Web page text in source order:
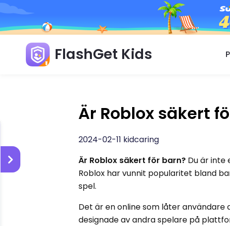
FlashGet Kids
Är Roblox säkert
2024-02-11 kidcaring
Är Roblox säkert för barn? Du är inte
Roblox har vunnit popularitet bland
spel.
Det är en online som låter användare
designade av andra spelare på